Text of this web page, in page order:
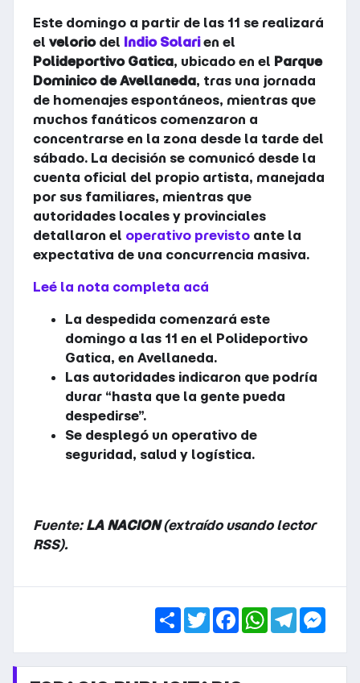
Este domingo a partir de las 11 se realizará
el velorio del Indio Solarien el
Polideportivo Gatica, ubicado en el Parque
Dominico de Avellaneda, tras una jornada
de homenajes espontáneos, mientras que
muchos fanáticos comenzaron a
concentrarse en la zona desde la tarde del
sábado. La decisión se comunicó desde la
cuenta oficial del propio artista, manejada
por sus familiares, mientras que
autoridades locales y provinciales
detallaron el operativo previsto ante la
expectativa de una concurrencia masiva.
Leé la nota completa acá
La despedida comenzará este
domingo a las 11 en el Polideportivo
Gatica, en Avellaneda.
Las autoridades indicaron que podría
durar “hasta que la gente pueda
despedirse”.
Se desplegó un operativo de
seguridad, salud y logística.
Fuente: LA NACION(extraído usando lector
RSS).
ShareTwitterFacebook
WhatsApp